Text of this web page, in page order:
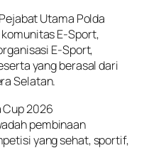
Utama Polda
E-Sport,
E-Sport,
yang berasal dari
Selatan.
Cup 2026
pembinaan
yang sehat, sportif,